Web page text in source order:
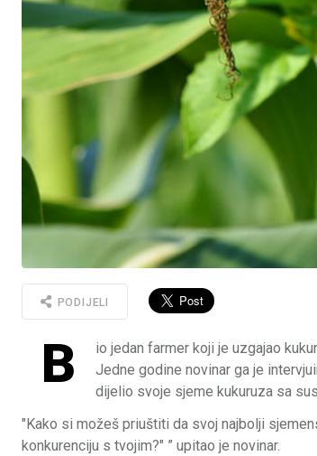
PODIJELI
B
io jedan farmer koji je uzgajao
Jedne godine novinar ga je
dijelio svoje sjeme kukuruza sa
"Kako si možeš priuštiti da svoj najbolji
konkurenciju s tvojim?" ” upitao je novinar.